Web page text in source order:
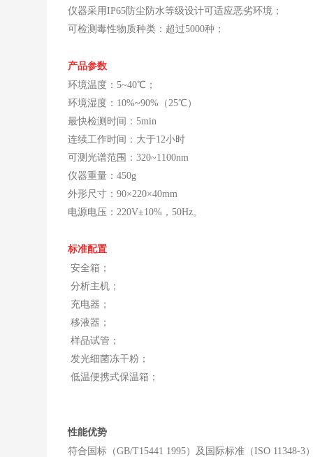
仪器采用IP65防尘防水等级设计可适应恶劣环境；
可检测毒性物质种类：超过5000种；
产品参数
环境温度：5~40℃；
环境湿度：10%~90%（25℃）
最快检测时间：5min
连续工作时间：大于12小时
可测光谱范围：320~1100nm
仪器重量：450g
外形尺寸：90×220×40mm
电源电压：220V±10%，50Hz。
标准配置
安全箱；
分析主机；
充电器；
移液器；
样品试管；
发光细菌冻干粉；
低温便携式保温箱；
性能优势
符合国标（GB/T15441 1995）及国际标准（ISO 11348-3